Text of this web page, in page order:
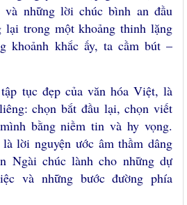
những lời chúc bình an đầu
lại trong một khoảng thinh lặng
khoảnh khắc ấy, ta cầm bút –
tục đẹp của văn hóa Việt, là
chọn bắt đầu lại, chọn viết
bằng niềm tin và hy vọng.
lời nguyện ước âm thầm dâng
Ngài chúc lành cho những dự
và những bước đường phía